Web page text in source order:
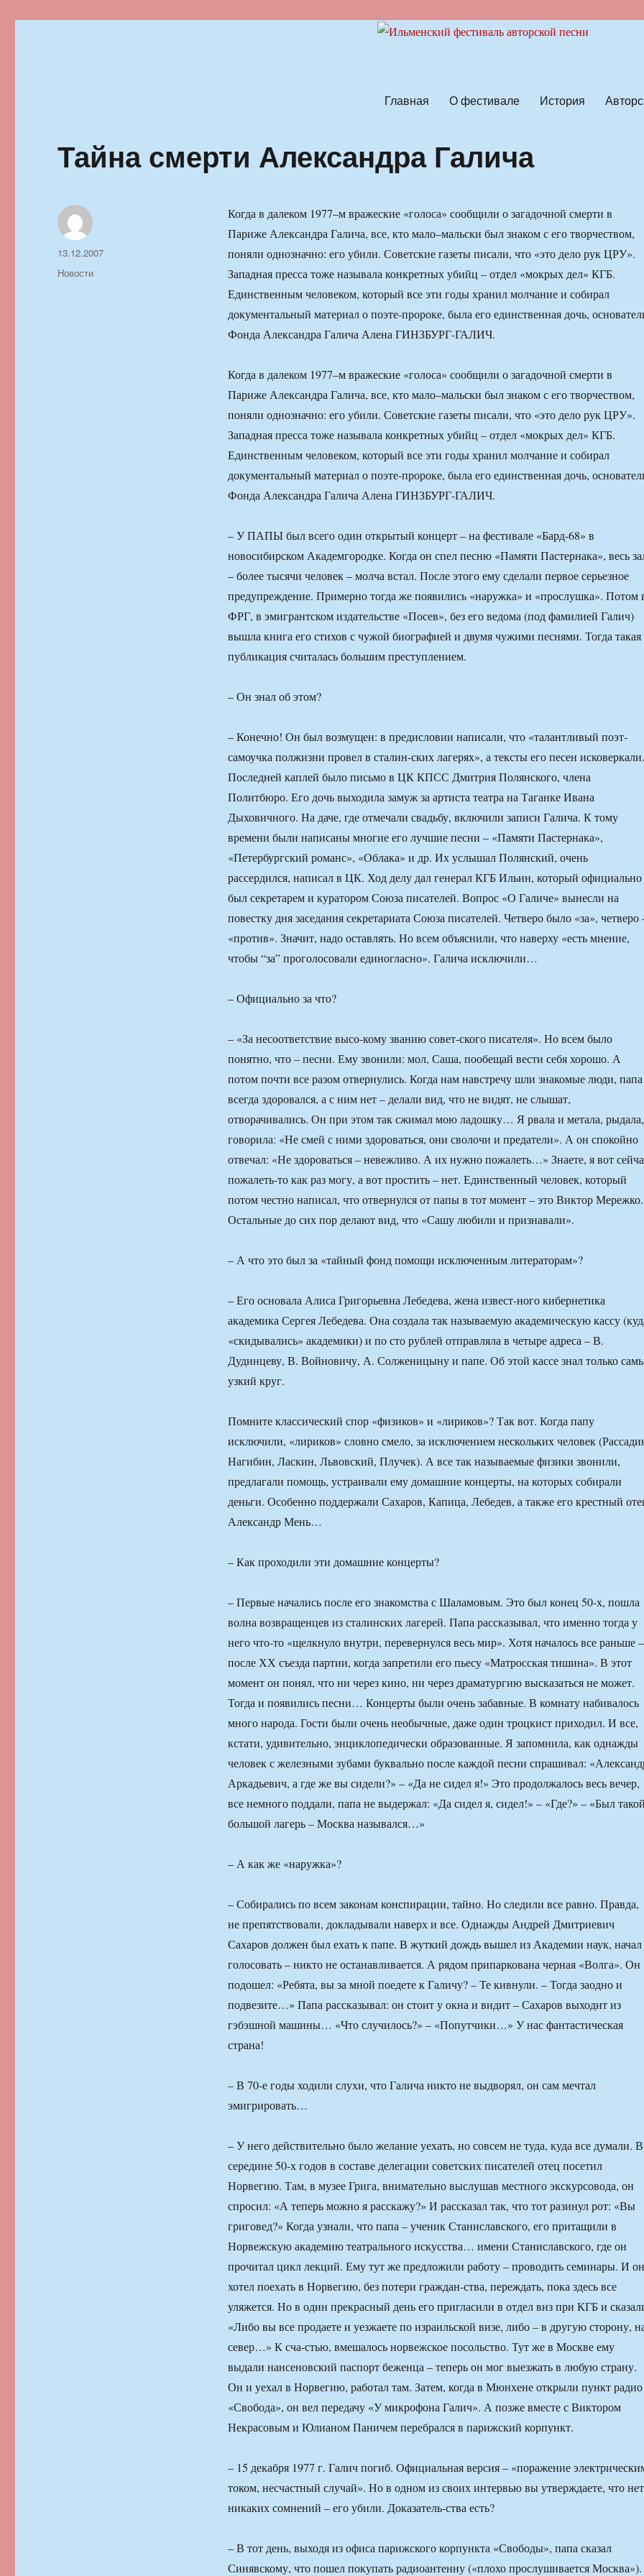
Главная О фестивале История
Тайна смерти Александра Галича
Когда в далеком 1977–м вражеские «голоса» сообщили о загадочной смерти в
Париже Александра Галича, все, кто мало–мальски был знаком с его творчеством,
поняли однозначно: его убили. Советские газеты писали, что «это дело рук ЦРУ».
Западная пресса тоже называла конкретных убийц – отдел «мокрых дел» КГБ.
Единственным человеком, который все эти годы хранил молчание и собирал
документальный материал о поэте-пророке, была его единственная дочь,
Фонда Александра Галича Алена ГИНЗБУРГ-ГАЛИЧ.
Когда в далеком 1977–м вражеские «голоса» сообщили о загадочной смерти в
Париже Александра Галича, все, кто мало–мальски был знаком с его творчеством,
поняли однозначно: его убили. Советские газеты писали, что «это дело рук ЦРУ».
Западная пресса тоже называла конкретных убийц – отдел «мокрых дел» КГБ.
Единственным человеком, который все эти годы хранил молчание и собирал
документальный материал о поэте-пророке, была его единственная дочь,
Фонда Александра Галича Алена ГИНЗБУРГ-ГАЛИЧ.
– У ПАПЫ был всего один открытый концерт – на фестивале «Бард-68» в
новосибирском Академгородке. Когда он спел песню «Памяти Пастернака», весь
– более тысячи человек – молча встал. После этого ему сделали первое серьезное
предупреждение. Примерно тогда же появились «наружка» и «прослушка». Потом
ФРГ, в эмигрантском издательстве «Посев», без его ведома (под фамилией Галич)
вышла книга его стихов с чужой биографией и двумя чужими песнями. Тогда такая
публикация считалась большим преступлением.
– Он знал об этом?
– Конечно! Он был возмущен: в предисловии написали, что «талантливый поэт-
самоучка полжизни провел в сталин-ских лагерях», а тексты его песен исковеркали.
Последней каплей было письмо в ЦК КПСС Дмитрия Полянского, члена
Политбюро. Его дочь выходила замуж за артиста театра на Таганке Ивана
Дыховичного. На даче, где отмечали свадьбу, включили записи Галича. К тому
времени были написаны многие его лучшие песни – «Памяти Пастернака»,
«Петербургский романс», «Облака» и др. Их услышал Полянский, очень
рассердился, написал в ЦК. Ход делу дал генерал КГБ Ильин, который официально
был секретарем и куратором Союза писателей. Вопрос «О Галиче» вынесли на
повестку дня заседания секретариата Союза писателей. Четверо было «за», четверо
«против». Значит, надо оставлять. Но всем объяснили, что наверху «есть мнение,
чтобы “за” проголосовали единогласно». Галича исключили…
– Официально за что?
– «За несоответствие высо-кому званию совет-ского писателя». Но всем было
понятно, что – песни. Ему звонили: мол, Саша, пообещай вести себя хорошо. А
потом почти все разом отвернулись. Когда нам навстречу шли знакомые люди, папа
всегда здоровался, а с ним нет – делали вид, что не видят, не слышат,
отворачивались. Он при этом так сжимал мою ладошку… Я рвала и метала, рыдала,
говорила: «Не смей с ними здороваться, они сволочи и предатели». А он спокойно
отвечал: «Не здороваться – невежливо. А их нужно пожалеть…» Знаете, я вот
пожалеть-то как раз могу, а вот простить – нет. Единственный человек, который
потом честно написал, что отвернулся от папы в тот момент – это Виктор Мережко.
Остальные до сих пор делают вид, что «Сашу любили и признавали».
– А что это был за «тайный фонд помощи исключенным литераторам»?
– Его основала Алиса Григорьевна Лебедева, жена извест-ного кибернетика
академика Сергея Лебедева. Она создала так называемую академическую кассу
«скидывались» академики) и по сто рублей отправляла в четыре адреса – В.
Дудинцеву, В. Войновичу, А. Солженицыну и папе. Об этой кассе знал только
узкий круг.
Помните классический спор «физиков» и «лириков»? Так вот. Когда папу
исключили, «лириков» словно смело, за исключением нескольких человек
Нагибин, Ласкин, Львовский, Плучек). А все так называемые физики звонили,
предлагали помощь, устраивали ему домашние концерты, на которых собирали
деньги. Особенно поддержали Сахаров, Капица, Лебедев, а также его крестный
Александр Мень…
– Как проходили эти домашние концерты?
– Первые начались после его знакомства с Шаламовым. Это был конец 50-х, пошла
волна возвращенцев из сталинских лагерей. Папа рассказывал, что именно тогда у
него что-то «щелкнуло внутри, перевернулся весь мир». Хотя началось все раньше –
после ХХ съезда партии, когда запретили его пьесу «Матросская тишина». В этот
момент он понял, что ни через кино, ни через драматургию высказаться не может.
Тогда и появились песни… Концерты были очень забавные. В комнату набивалось
много народа. Гости были очень необычные, даже один троцкист приходил. И все,
кстати, удивительно, энциклопедически образованные. Я запомнила, как однажды
человек с железными зубами буквально после каждой песни спрашивал:
Аркадьевич, а где же вы сидели?» – «Да не сидел я!» Это продолжалось весь вечер,
все немного поддали, папа не выдержал: «Да сидел я, сидел!» – «Где?» – «Был
большой лагерь – Москва назывался…»
– А как же «наружка»?
– Собирались по всем законам конспирации, тайно. Но следили все равно. Правда,
не препятствовали, докладывали наверх и все. Однажды Андрей Дмитриевич
Сахаров должен был ехать к папе. В жуткий дождь вышел из Академии наук, начал
голосовать – никто не останавливается. А рядом припаркована черная «Волга». Он
подошел: «Ребята, вы за мной поедете к Галичу? – Те кивнули. – Тогда заодно и
подвезите…» Папа рассказывал: он стоит у окна и видит – Сахаров выходит из
гэбэшной машины… «Что случилось?» – «Попутчики…» У нас фантастическая
страна!
– В 70-е годы ходили слухи, что Галича никто не выдворял, он сам мечтал
эмигрировать…
– У него действительно было желание уехать, но совсем не туда, куда все думали. В
середине 50-х годов в составе делегации советских писателей отец посетил
Норвегию. Там, в музее Грига, внимательно выслушав местного экскурсовода, он
спросил: «А теперь можно я расскажу?» И рассказал так, что тот разинул рот: «Вы
григовед?» Когда узнали, что папа – ученик Станиславского, его притащили в
Норвежскую академию театрального искусства… имени Станиславского, где он
прочитал цикл лекций. Ему тут же предложили работу – проводить семинары. И он
хотел поехать в Норвегию, без потери граждан-ства, переждать, пока здесь все
уляжется. Но в один прекрасный день его пригласили в отдел виз при КГБ и
«Либо вы все продаете и уезжаете по израильской визе, либо – в другую сторону,
север…» К сча-стью, вмешалось норвежское посольство. Тут же в Москве ему
выдали нансеновский паспорт беженца – теперь он мог выезжать в любую страну.
Он и уехал в Норвегию, работал там. Затем, когда в Мюнхене открыли пункт радио
«Свобода», он вел передачу «У микрофона Галич». А позже вместе с Виктором
Некрасовым и Юлианом Паничем перебрался в парижский корпункт.
– 15 декабря 1977 г. Галич погиб. Официальная версия – «поражение
током, несчастный случай». Но в одном из своих интервью вы утверждаете, что нет
никаких сомнений – его убили. Доказатель-ства есть?
– В тот день, выходя из офиса парижского корпункта «Свободы», папа сказал
Синявскому, что пошел покупать радиоантенну («плохо прослушивается Москва»).
Автор
Опубликовано
13.12.2007
Рубрики
Новости